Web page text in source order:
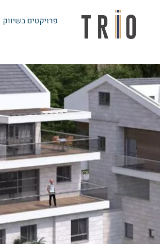
פרויקטים בשיווק